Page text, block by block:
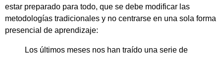
estar preparado para todo, que se debe modificar las
metodologías tradicionales y no centrarse en una sola forma
presencial de aprendizaje:
Los últimos meses nos han traído una serie de